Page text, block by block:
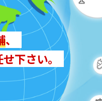
、
下さい。